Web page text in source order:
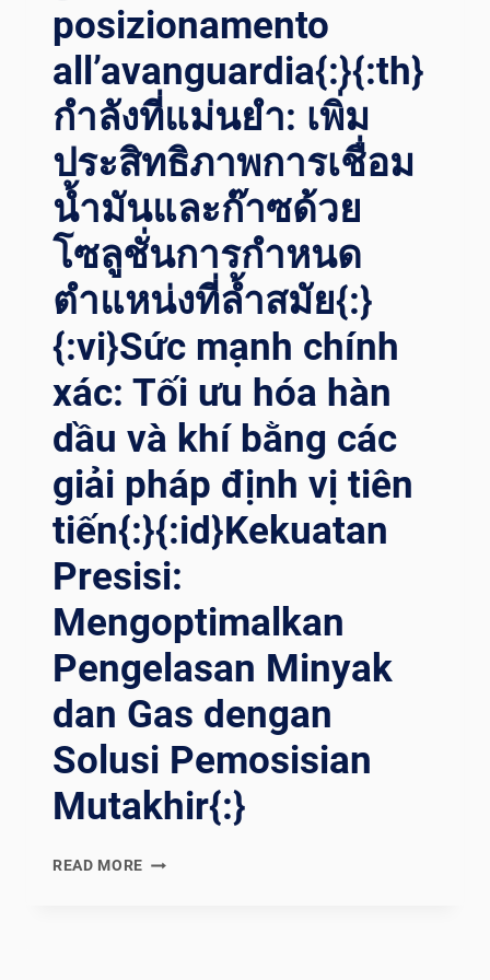
AS: L
IVOLUZIONARIO D
EI P
OSIZIONATORI D
ALDATURA{:}{
:TH}ก
ารเ
พิ่มค
วามแ
ม่นยำใ
้ำมันแ
๊าซ: ผ
ลกร
ะท
บท
ี่ป
ฏิวัติว
งการข
องเ
ชื่อมต
ำแหน่ง{:}{
:VI}TỐI Ư
U H
ÓA Đ
Ộ C
HÍNH X
ÁC T
RONG D
posizionamento
all’avanguardia{:}{:th}
กำลังที่แม่นยำ: เพิ่ม
ประสิทธิภาพการเชื่อม
น้ำมันและก๊าซด้วย
โซลูชั่นการกำหนด
ตำแหน่งที่ล้ำสมัย{:}
{:vi}Sức mạnh chính
xác: Tối ưu hóa hàn
dầu và khí bằng các
giải pháp định vị tiên
tiến{:}{:id}Kekuatan
Presisi:
Mengoptimalkan
Pengelasan Minyak
dan Gas dengan
Solusi Pemosisian
Mutakhir{:}
READ MORE {:EN}PRECISION